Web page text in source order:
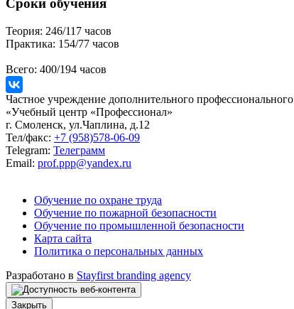
Сроки обучения
Теория: 246/117 часов
Практика: 154/77 часов
Всего: 400/194 часов
Частное учреждение дополнительного
«Учебный центр «Профессионал»
г. Смоленск, ул.Чаплина, д.12
Тел/факс: +7 (958)578-06-09
Telegram: Телеграмм
Email: prof.ppp@yandex.ru
Обучение по охране труда
Обучение по пожарной безопасности
Обучение по промышленной безопасности
Карта сайта
Политика о персональных данных
Разработано в Stayfirst branding agency
Закрыть